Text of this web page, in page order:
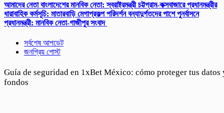
আমাদের নেতা বাংলাদেশের মানবিক নেতা: স্বরাষ্ট্রমন্ত্রী চট্টগ্রাম-কক্সবাজারে প্রধানমন্ত্রীর
ধারাবাহিক কর্মসূচি: মাতারবাড়ি মেগাপ্রকল্প পরিদর্শন বন্যাদুর্গতদের পাশে পুনর্বাসনে
প্রধানমন্ত্রী: মানবিক নেতা-গাজীপুর সংবাদ
সর্বশেষ আপডেট
জনপ্রিয় পোস্ট
Guía de seguridad en 1xBet México: cómo proteger tus datos
fondos